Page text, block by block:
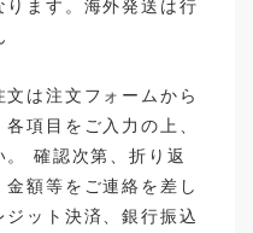
ります。海外発送は行
文は注文フォームから
項目をご入力の上、
。 確認次第、折り返
金額等をご連絡を差し
ット決済、銀行振込